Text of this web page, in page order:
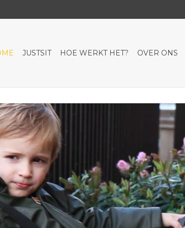
JUSTSIT HOE WERKT HET? OVER ONS